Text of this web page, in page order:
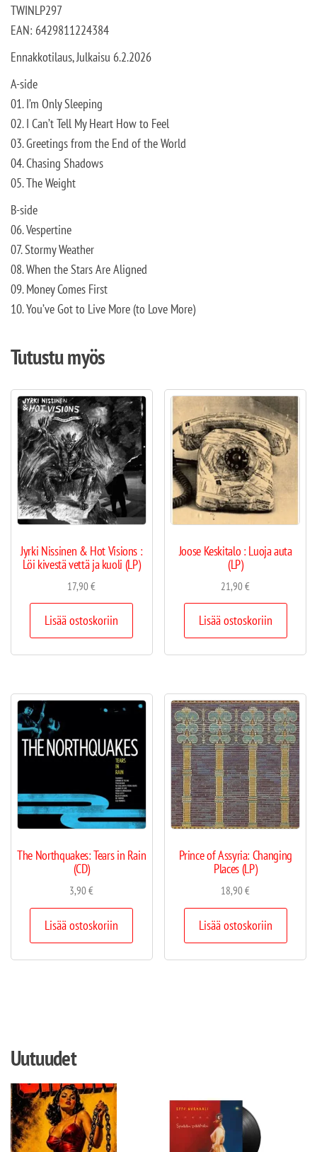
TWINLP297
EAN: 6429811224384
Ennakkotilaus, Julkaisu 6.2.2026
A-side
01. I’m Only Sleeping
02. I Can’t Tell My Heart How to Feel
03. Greetings from the End of the World
04. Chasing Shadows
05. The Weight
B-side
06. Vespertine
07. Stormy Weather
08. When the Stars Are Aligned
09. Money Comes First
10. You’ve Got to Live More (to Love More)
Tutustu myös
Jyrki Nissinen & Hot Visions :
Löi kivestä vettä ja kuoli (LP)
17,90€
Lisää ostoskoriin
Joose Keskitalo : Luoja auta
(LP)
21,90€
Lisää ostoskoriin
The Northquakes: Tears in Rain
(CD)
3,90€
Lisää ostoskoriin
Prince of Assyria: Changing
Places (LP)
18,90€
Lisää ostoskoriin
Uutuudet